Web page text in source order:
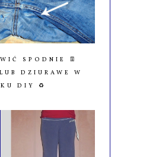
SPODNIE 👖
DZIURAWE W
DIY ♻️